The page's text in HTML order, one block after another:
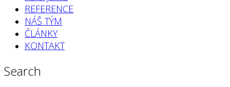
REFERENCE
NÁŠ TÝM
ČLÁNKY
KONTAKT
Search